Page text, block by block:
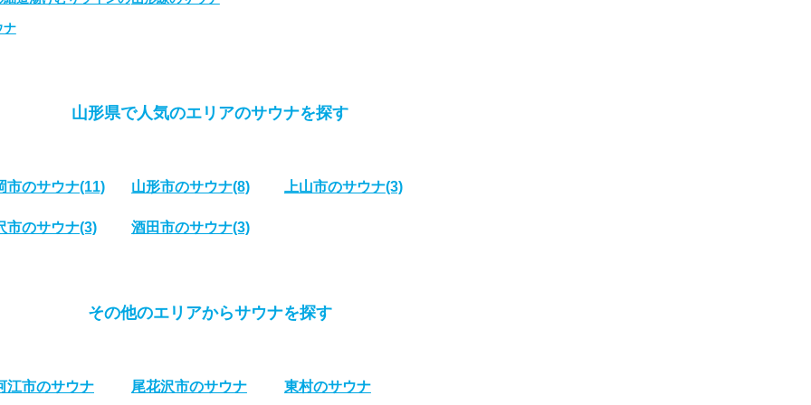
ナ
山形県で人気のエリアのサウナを探す
市のサウナ(11) 山形市のサウナ(8) 上山市のサウナ(3)
市のサウナ(3) 酒田市のサウナ(3)
その他のエリアからサウナを探す
江市のサウナ 尾花沢市のサウナ 東村のサウナ